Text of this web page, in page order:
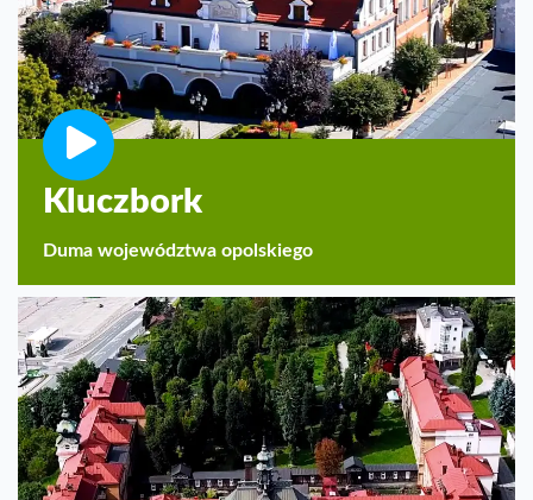
Kluczbork
Duma województwa opolskiego